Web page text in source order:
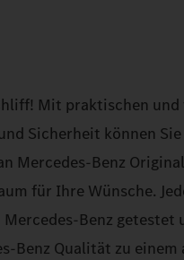
Mit praktischen
Sicherheit können
Mercedes-Benz
für Ihre Wünsche.
Benz getestet
Benz Qualität zu